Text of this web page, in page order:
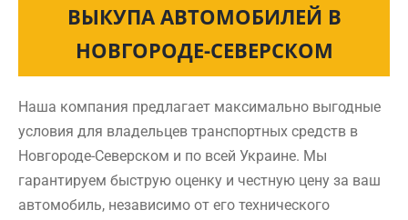
ВЫКУПА АВТОМОБИЛЕЙ В
НОВГОРОДЕ-СЕВЕРСКОМ
Наша компания предлагает максимально выгодные
условия для владельцев транспортных средств в
Новгороде-Северском и по всей Украине. Мы
гарантируем быструю оценку и честную цену за ваш
автомобиль, независимо от его технического